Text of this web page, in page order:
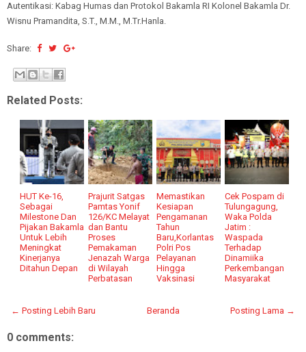
Autentikasi: Kabag Humas dan Protokol Bakamla RI Kolonel Bakamla Dr.
Wisnu Pramandita, S.T., M.M., M.Tr.Hanla.
Share:
Related Posts:
HUT Ke-16,
Sebagai
Milestone Dan
Pijakan Bakamla
Untuk Lebih
Meningkat
Kinerjanya
Ditahun Depan
Prajurit Satgas
Pamtas Yonif
126/KC Melayat
dan Bantu
Proses
Pemakaman
Jenazah Warga
di Wilayah
Perbatasan
Memastikan
Kesiapan
Pengamanan
Tahun
Baru,Korlantas
Polri Pos
Pelayanan
Hingga
Vaksinasi
Cek Pospam di
Tulungagung,
Waka Polda
Jatim :
Waspada
Terhadap
Dinamiika
Perkembangan
Masyarakat
← Posting Lebih Baru Posting Lama →
Beranda
0 comments: